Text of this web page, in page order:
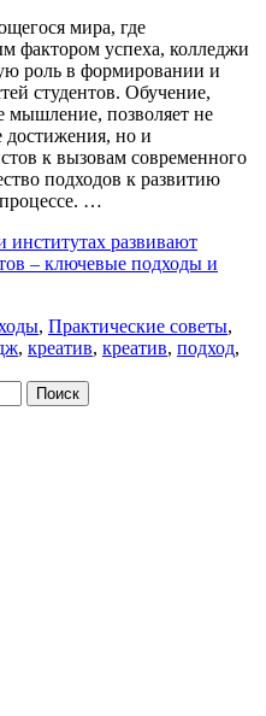
мира, где
фактором успеха, колледжи
роль в формировании и
студентов. Обучение,
мышление, позволяет не
достижения, но и
к вызовам современного
подходов к развитию
…
институтах развивают
– ключевые подходы и
, Практические советы,
, креатив, креатив, подход,